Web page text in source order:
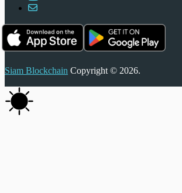
Siam Blockchain Copyright © 2026.